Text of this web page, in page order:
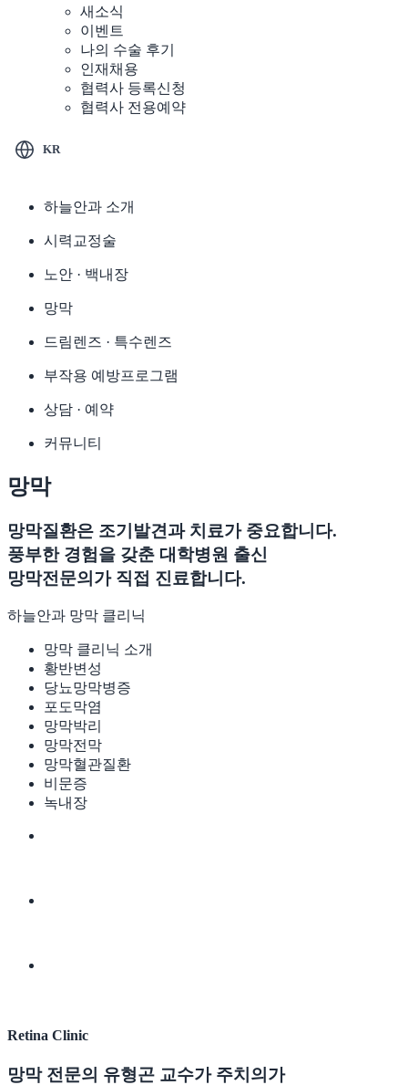
새소식
이벤트
나의 수술 후기
인재채용
협력사 등록신청
협력사 전용예약
KR
하늘안과 소개
시력교정술
노안 · 백내장
망막
드림렌즈 · 특수렌즈
부작용 예방프로그램
상담 · 예약
커뮤니티
망막
망막질환은 조기발견과 치료가 중요합니다.
풍부한 경험을 갖춘 대학병원 출신
망막전문의가 직접 진료합니다.
하늘안과 망막 클리닉
망막 클리닉 소개
황반변성
당뇨망막병증
포도막염
망막박리
망막전막
망막혈관질환
비문증
녹내장
Retina Clinic
망막 전문의 유형곤 교수가 주치의가